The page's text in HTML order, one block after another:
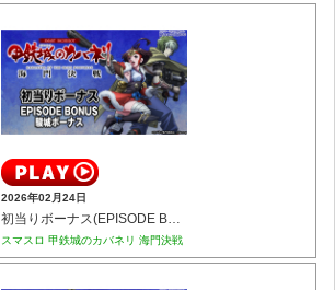
2026年02月24日
初当りボーナス(EPISODE BONUS／駿城ボーナス)
スマスロ 甲鉄城のカバネリ 海門決戦